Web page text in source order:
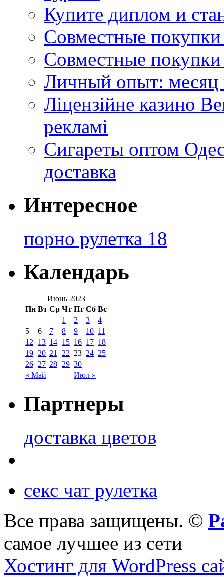
Купите диплом и
Совместные
Совместные покупки
Личный опыт: месяц
Ліцензійне казино
рекламі
Сигареты оптом
доставка
Интересное
порно рулетка 18
Календарь
Июнь 2023
Пн Вт Ср Чт Пт Сб Вс
« Май Июл »
1 2 3
4
5
6 7 8 9 10 11
12
13 14 15 16 17 18
19 20 21 22 23 24 25
26 27 28 29 30
Партнеры
доставка цветов
секс чат рулетка
Все права защищены. ©
самое лучшее из сети
Хостинг для WordPress